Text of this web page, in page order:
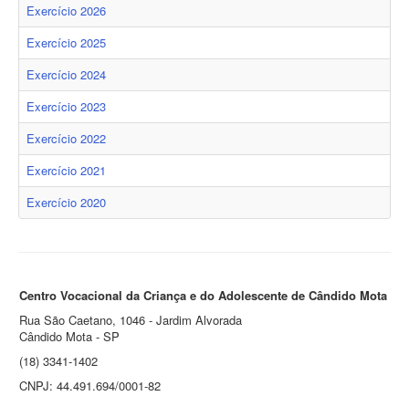
Exercício 2026
Exercício 2025
Exercício 2024
Exercício 2023
Exercício 2022
Exercício 2021
Exercício 2020
Centro Vocacional da Criança e do Adolescente de Cândido Mota
Rua São Caetano, 1046 - Jardim Alvorada
Cândido Mota - SP
(18) 3341-1402
CNPJ: 44.491.694/0001-82